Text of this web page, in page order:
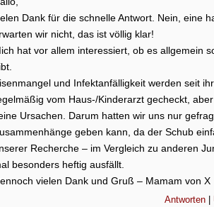
Dank für die schnelle Antwort. Nein, eine
wir nicht, das ist völlig klar!
hat vor allem interessiert, ob es allgemein
und Infektanfälligkeit werden seit
vom Haus-/Kinderarzt gecheckt,
Ursachen. Darum hatten wir uns nur
geben kann, da der Schub
Recherche – im Vergleich zu anderen
besonders heftig ausfällt.
vielen Dank und Gruß – Mamam von X
Antworten